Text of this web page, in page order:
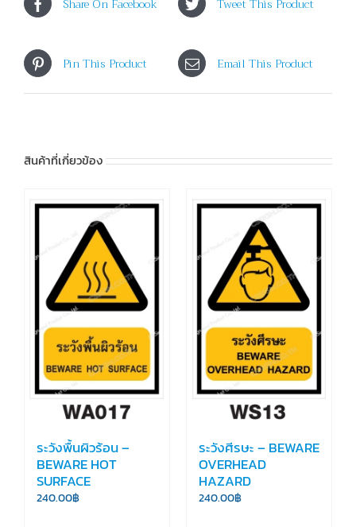
Pin This Product Email This Product
สินค้าที่เกี่ยวข้อง
ระวังพื้นผิวร้อน –
BEWARE HOT
SURFACE
240.00฿
ระวังศีรษะ – BEWARE
OVERHEAD
HAZARD
240.00฿